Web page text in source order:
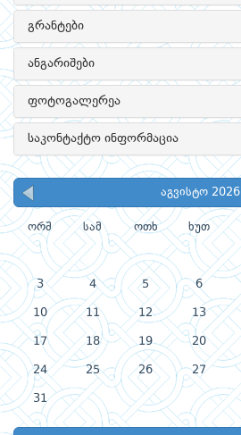
გრანტები
ანგარიშები
ფოტოგალერეა
საკონტაქტო ინფორმაცია
აგვისტო 2026
ორშ სამ ოთხ ხუთ
3 4 5 6
10 11 12 13
17 18 19 20
24 25 26 27
31